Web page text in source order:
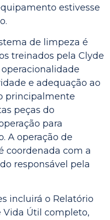
estivesse
de limpeza é
treinados pela Clyde
e adequação ao
principalmente
peças do
para
A operação de
coordenada com a
responsável pela
incluirá o Relatório
Vida Útil completo,